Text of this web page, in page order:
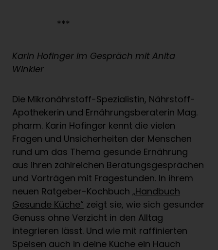
***
Karin Hofinger im Gespräch mit Anita
Winkler
Die Mikronährstoff-Spezialistin, Nährstoff-
Apothekerin und Ernährungsberaterin Mag.
pharm. Karin Hofinger kennt die vielen
Fragen und Unsicherheiten der Menschen
rund um das Thema gesunde Ernährung
aus ihren zahlreichen Beratungsgesprächen
und Vorträgen mit Fragestunden. In ihrem
neuen Ratgeber-Kochbuch „Handbuch
Gesunde Küche“ zeigt sie, wie sich gesunder
Genuss ohne Verzicht in den Alltag
integrieren lässt. Und wie mit raffinierten
Speisen auch in deine Küche ein Hauch